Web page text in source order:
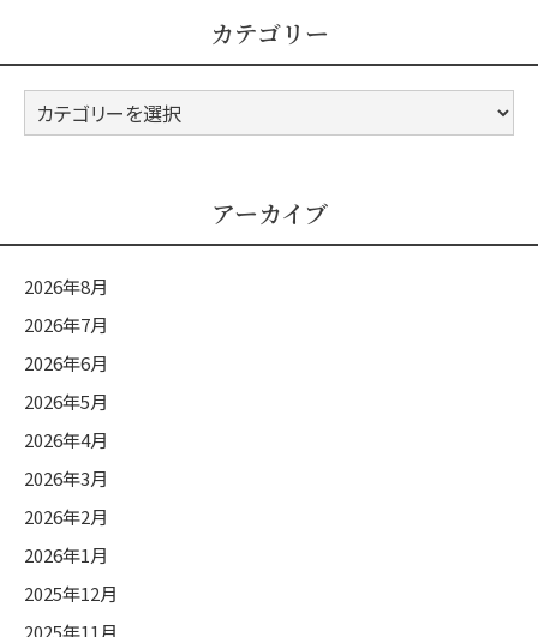
カテゴリー
カ
テ
アーカイブ
2026年8月
2026年7月
2026年6月
2026年5月
2026年4月
2026年3月
2026年2月
2026年1月
2025年12月
2025年11月